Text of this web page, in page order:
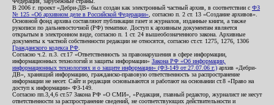
В 2006 г. проект «Дебри-ДВ» был создан как электронный частный архив, в соответствии с ФЗ
№ 125 «Об архивном деле в Российской Федерации» , согласно п. 2 ст. 13 «Создание архивов».
Основной фонд архива составляют публикации газет и журналов, изданные книги, а также
рукописи по дальневосточной (РФ) тематике. Доступ к архивным документам является
открытым в электронном виде, согласно п. 1 ст. 24 вышеобозначенного закона. Архивные
документы к частной собственности редакции не относятся, согласно ст.ст. 1275, 1276, 1306
Гражданского кодекса РФ
Согласно ч.2. п.3. ст.17 «Ответственность за правонарушения в сфере информации,
информационных технологий и защиты информации» Закона РФ «Об информации,
информационных технологиях и о защите информации» (ФЗ-149 от 27.07.06 г.) архив «Дебри-
ДВ», хранящий информацию, гражданско-правовую ответственность за распространение
информации не несет. Сайт и редакция основываются и работают на основании ст.8 «Право на
доступ к информации» ФЗ-149.
Согласно пп.3,4,6 ст.57 Закона РФ «О СМИ», «Редакция, главный редактор, журналист не несут
ответственности за распространение сведений, не соответствующих действительности и